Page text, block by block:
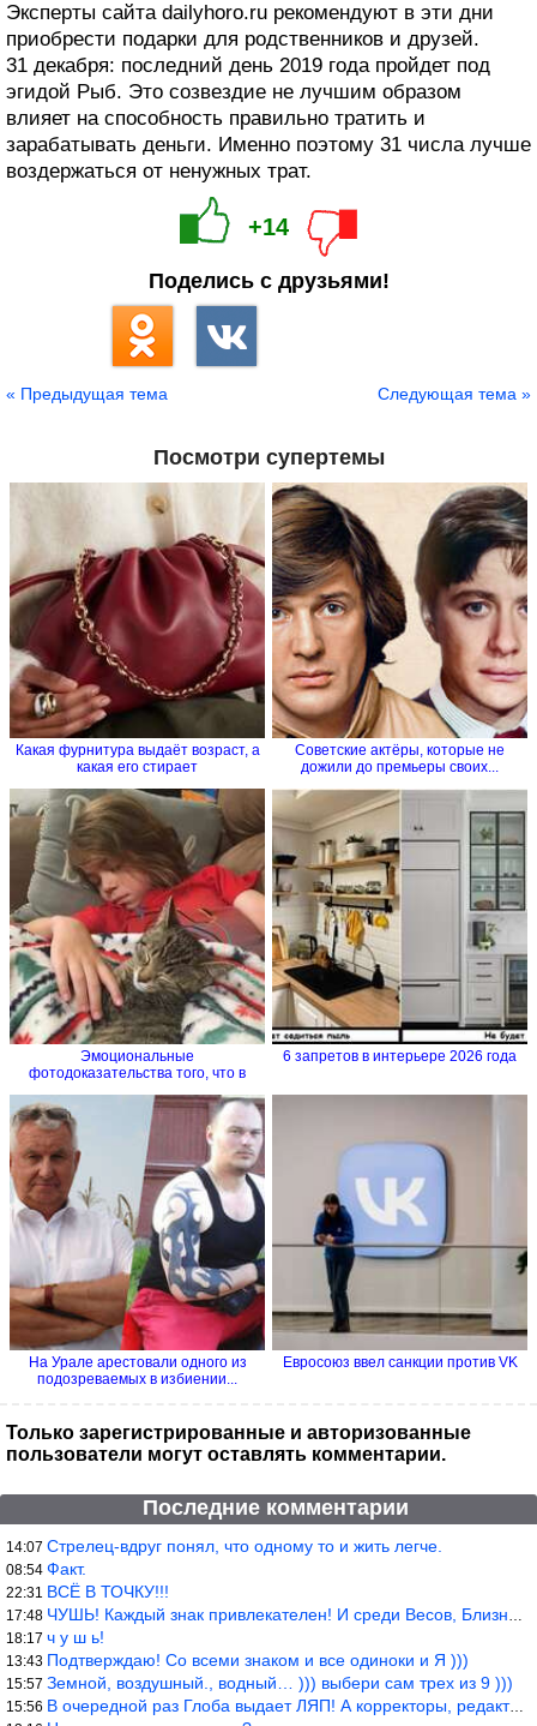
Эксперты сайта dailyhoro.ru рекомендуют в эти дни
приобрести подарки для родственников и друзей.
31 декабря: последний день 2019 года пройдет под
эгидой Рыб. Это созвездие не лучшим образом
влияет на способность правильно тратить и
зарабатывать деньги. Именно поэтому 31 числа лучше
воздержаться от ненужных трат.
+14
Поделись с друзьями!
« Предыдущая тема Следующая тема »
Посмотри супертемы
Какая фурнитура выдаёт возраст, а
какая его стирает
Советские актёры, которые не
дожили до премьеры своих...
Эмоциональные
фотодоказательства того, что в
6 запретов в интерьере 2026 года
На Урале арестовали одного из
подозреваемых в избиении...
Евросоюз ввел санкции против VK
Только зарегистрированные и авторизованные
пользователи могут оставлять комментарии.
Последние комментарии
14:07 Стрелец-вдруг понял, что одному то и жить легче.
08:54 Факт.
22:31 ВСЁ В ТОЧКУ!!!
17:48 ЧУШЬ! Каждый знак привлекателен! И среди Весов, Близнецов встреч
18:17 ч у ш ь!
13:43 Подтверждаю! Со всеми знаком и все одиноки и Я )))
15:57 Земной, воздушный., водный… ))) выбери сам трех из 9 )))
15:56 В очередной раз Глоба выдает ЛЯП! А корректоры, редакторы пропус